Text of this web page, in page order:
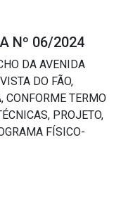
Nº 06/2024
DA AVENIDA
DO FÃO,
CONFORME TERMO
PROJETO,
FÍSICO-